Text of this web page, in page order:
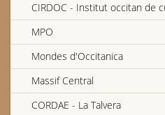
Marcel Lavaugautier,
Pierre Guionnaux,
Edgard Bouchet,
CIRDOC - Institut occitan de
MPO
Mondes d'Occitanica
Massif Central
CORDAE - La Talvera